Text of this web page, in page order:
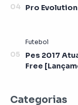
Pro
Pes 2017
Free
Categorias